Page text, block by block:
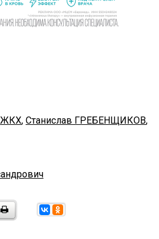
ЖКХ, Станислав ГРЕБЕНЩИКОВ,